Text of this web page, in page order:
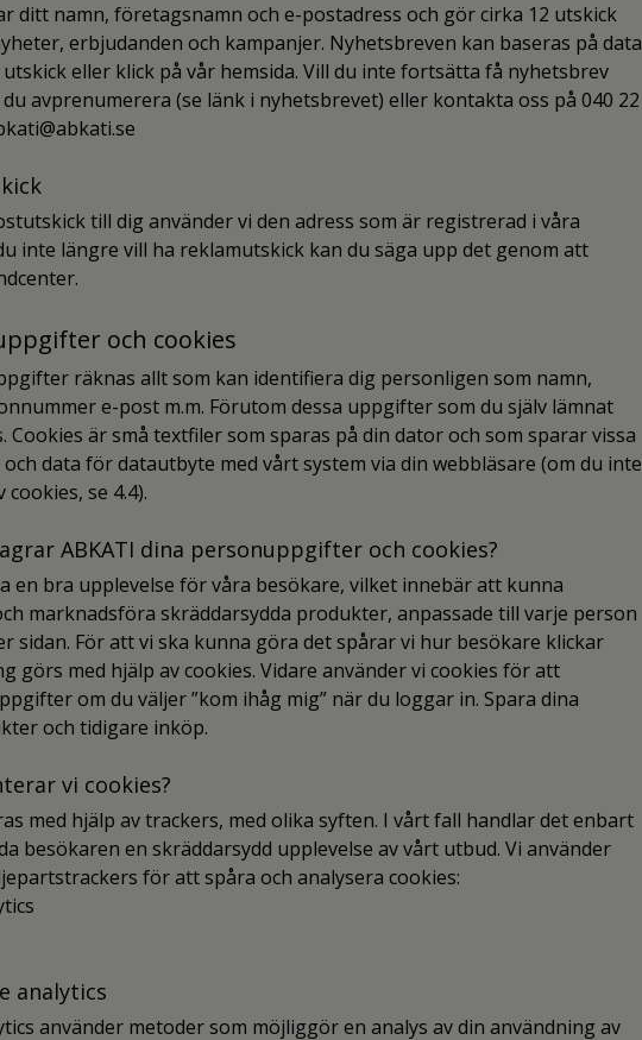
ditt namn, företagsnamn och e-postadress och gör cirka 12 utskick
erbjudanden och kampanjer. Nyhetsbreven kan baseras på data
eller klick på vår hemsida. Vill du inte fortsätta få nyhetsbrev
avprenumerera (se länk i nyhetsbrevet) eller kontakta oss på 040 22
till dig använder vi den adress som är registrerad i våra
inte längre vill ha reklamutskick kan du säga upp det genom att
och cookies
räknas allt som kan identifiera dig personligen som namn,
e-post m.m. Förutom dessa uppgifter som du själv lämnat
Cookies är små textfiler som sparas på din dator och som sparar vissa
data för datautbyte med vårt system via din webbläsare (om du inte
se 4.4).
ABKATI dina personuppgifter och cookies?
en bra upplevelse för våra besökare, vilket innebär att kunna
marknadsföra skräddarsydda produkter, anpassade till varje person
sidan. För att vi ska kunna göra det spårar vi hur besökare klickar
görs med hjälp av cookies. Vidare använder vi cookies för att
om du väljer ”kom ihåg mig” när du loggar in. Spara dina
och tidigare inköp.
vi cookies?
med hjälp av trackers, med olika syften. I vårt fall handlar det enbart
besökaren en skräddarsydd upplevelse av vårt utbud. Vi använder
för att spåra och analysera cookies:
analytics
använder metoder som möjliggör en analys av din användning av